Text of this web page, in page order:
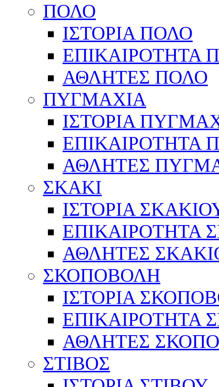
ΠΟΛΟ
ΙΣΤΟΡΙΑ ΠΟΛΟ
ΕΠΙΚΑΙΡΟΤΗΤΑ
ΑΘΛΗΤΕΣ ΠΟΛΟ
ΠΥΓΜΑΧΙΑ
ΙΣΤΟΡΙΑ
ΕΠΙΚΑΙΡΟΤΗΤΑ
ΑΘΛΗΤΕΣ
ΣΚΑΚΙ
ΙΣΤΟΡΙΑ
ΕΠΙΚΑΙΡΟΤΗΤΑ
ΑΘΛΗΤΕΣ
ΣΚΟΠΟΒΟΛΗ
ΙΣΤΟΡΙΑ
ΕΠΙΚΑΙΡΟΤΗΤΑ
ΑΘΛΗΤΕΣ
ΣΤΙΒΟΣ